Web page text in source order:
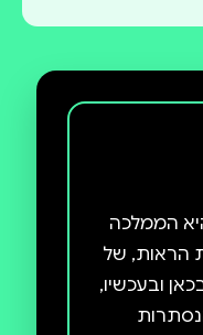
הממלכה
הראות, של
ובעכשיו,